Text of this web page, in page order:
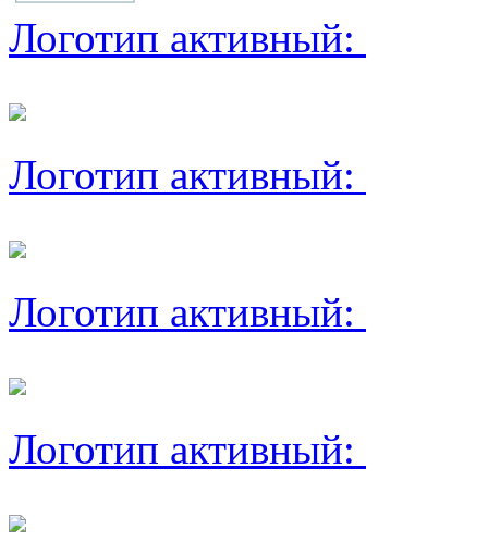
Логотип активный:
Логотип активный:
Логотип активный:
Логотип активный: